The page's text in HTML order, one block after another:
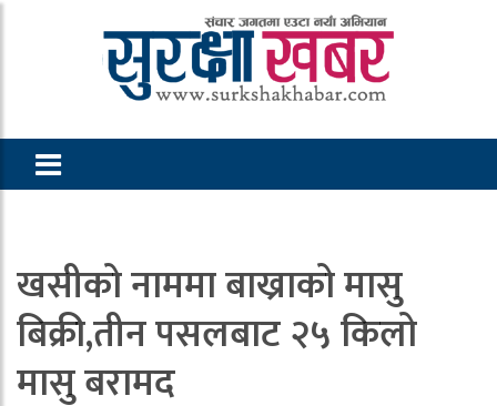
खसीको नाममा बाख्राको मासु
बिक्री,तीन पसलबाट २५ किलो
मासु बरामद